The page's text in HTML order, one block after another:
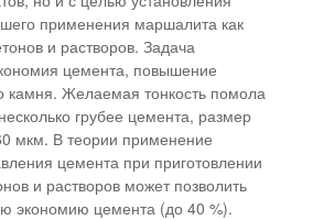
применения маршалита как
и растворов. Задача
цемента, повышение
камня. Желаемая тонкость помола
грубее цемента, размер
мкм. В теории применение
цемента при приготовлении
и растворов может позволить
экономию цемента (до 40 %).